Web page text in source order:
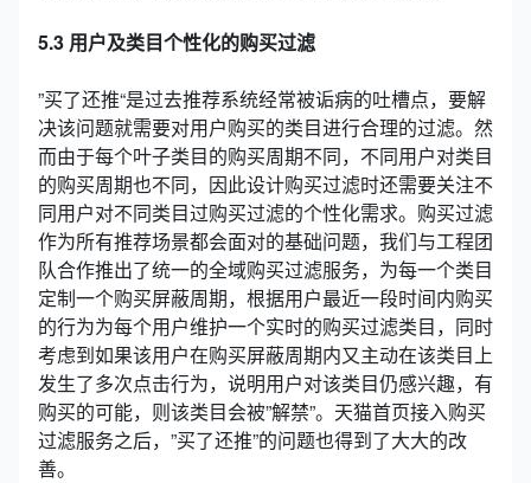
5.3 用户及类目个性化的购买过滤
”买了还推“是过去推荐系统经常被诟病的吐槽点，要解
决该问题就需要对用户购买的类目进行合理的过滤。然
而由于每个叶子类目的购买周期不同，不同用户对类目
的购买周期也不同，因此设计购买过滤时还需要关注不
同用户对不同类目过购买过滤的个性化需求。购买过滤
作为所有推荐场景都会面对的基础问题，我们与工程团
队合作推出了统一的全域购买过滤服务，为每一个类目
定制一个购买屏蔽周期，根据用户最近一段时间内购买
的行为为每个用户维护一个实时的购买过滤类目，同时
考虑到如果该用户在购买屏蔽周期内又主动在该类目上
发生了多次点击行为，说明用户对该类目仍感兴趣，有
购买的可能，则该类目会被”解禁”。天猫首页接入购买
过滤服务之后，”买了还推”的问题也得到了大大的改
善。